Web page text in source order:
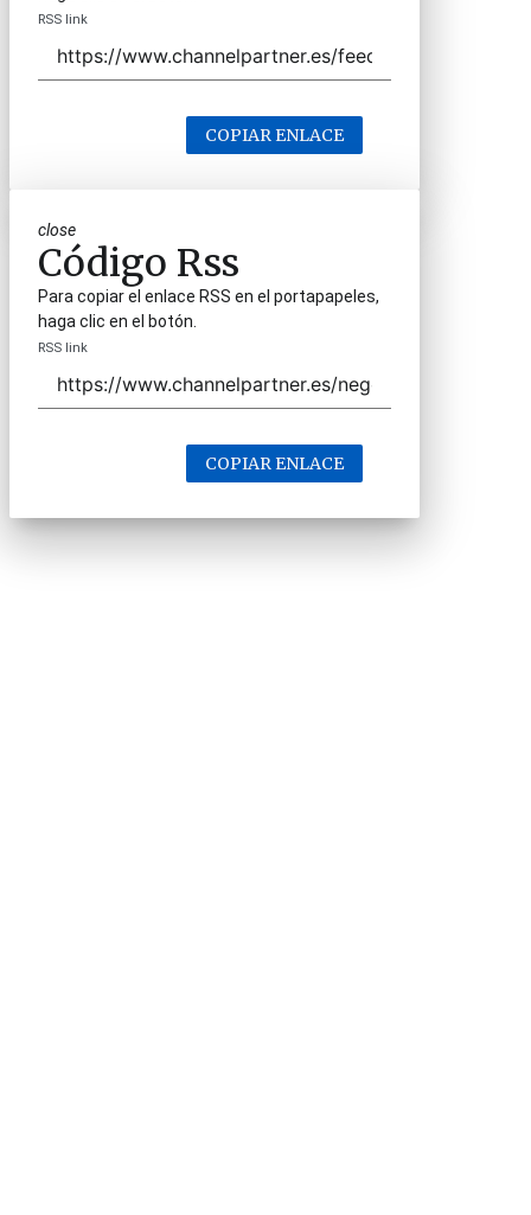
RSS link
COPIAR ENLACE
close
Código Rss
Para copiar el enlace RSS en el portapapeles,
haga clic en el botón.
RSS link
COPIAR ENLACE